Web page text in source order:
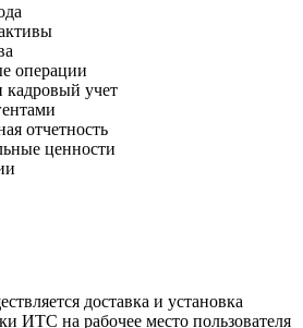
операции
кадровый учет
отчетность
ценности
доставка и установка
ИТС на рабочее место пользователя